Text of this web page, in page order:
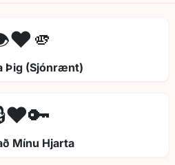
Þig (Sjónrænt)
Mínu Hjarta